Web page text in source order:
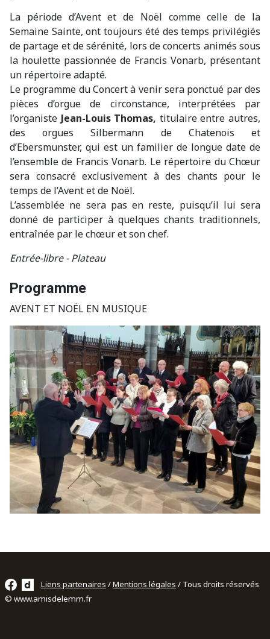
La période d’Avent et de Noël comme celle de la
Semaine Sainte, ont toujours été des temps privilégiés
de partage et de sérénité, lors de concerts animés sous
la houlette passionnée de Francis Vonarb, présentant
un répertoire adapté.
Le programme du Concert à venir sera ponctué par des
pièces d’orgue de circonstance, interprétées par
l’organiste Jean-Louis Thomas, titulaire entre autres,
des orgues Silbermann de Chatenois et
d’Ebersmunster, qui est un familier de longue date de
l’ensemble de Francis Vonarb. Le répertoire du Chœur
sera consacré exclusivement à des chants pour le
temps de l’Avent et de Noël.
L’assemblée ne sera pas en reste, puisqu’il lui sera
donné de participer à quelques chants traditionnels,
entraînée par le chœur et son chef.
Entrée-libre - Plateau
Programme
AVENT ET NOËL EN MUSIQUE
Liens partenaires /Mentions légales / Tous droits réservés
© www.amisdelemm.fr